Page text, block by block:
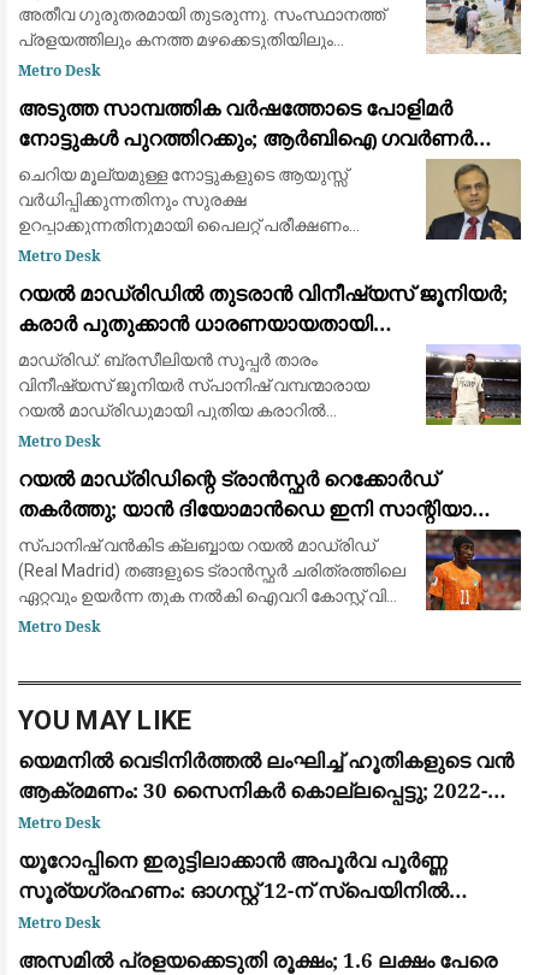
അതീവ ഗുരുതരമായി തുടരുന്നു. സംസ്ഥാനത്ത്
പ്രളയത്തിലും കനത്ത മഴക്കെടുതിയിലും
മരിച്ചവരുടെ എണ്ണം 95 ആയി ഉയർന്നു. 14
ആളുകളെയാണ് വെള്
Metro Desk
അടുത്ത സാമ്പത്തിക വർഷത്തോടെ പോളിമർ
നോട്ടുകൾ പുറത്തിറക്കും; ആർബിഐ ഗവർണർ
സഞ്ജയ് മൽഹോത്ര
ചെറിയ മൂല്യമുള്ള നോട്ടുകളുടെ ആയുസ്സ്
വർധിപ്പിക്കുന്നതിനും സുരക്ഷ
ഉറപ്പാക്കുന്നതിനുമായി പൈലറ്റ് പരീക്ഷണം
പുരോഗമിക്കുന്നു.
Metro Desk
റയൽ മാഡ്രിഡിൽ തുടരാൻ വിനീഷ്യസ് ജൂനിയർ;
കരാർ പുതുക്കാൻ ധാരണയായതായി
ഫാബ്രിസിയോ റൊമാനോയും ദ അത്‌ലറ്റിക്കും
മാഡ്രിഡ്: ബ്രസീലിയൻ സൂപ്പർ താരം
വിനീഷ്യസ് ജൂനിയർ സ്പാനിഷ് വമ്പന്മാരായ
റയൽ മാഡ്രിഡുമായി പുതിയ കരാറിൽ
ഒപ്പുവെക്കാൻ ഒരുങ്ങുന്നു. പ്രമുഖ ട്രാൻസ്ഫർ
റൊമാനോയും 'ദ അത്‌ലറ്റികു'മാണ
Metro Desk
റയൽ മാഡ്രിഡിന്റെ ട്രാൻസ്ഫർ റെക്കോർഡ്
തകർത്തു; യാൻ ദിയോമാൻഡെ ഇനി സാന്റിയാഗോ
ബെർണബ്യൂവിൽ
സ്പാനിഷ് വൻകിട ക്ലബ്ബായ റയൽ മാഡ്രിഡ്
(Real Madrid) തങ്ങളുടെ ട്രാൻസ്ഫർ ചരിത്രത്തിലെ
ഏറ്റവും ഉയർന്ന തുക നൽകി ഐവറി കോസ്റ്റ് വിങ്
ഫോർവേഡ് യാൻ ദിയോമാൻഡെയെ (Yan
Metro Desk
YOU MAY LIKE
യെമനിൽ വെടിനിർത്തൽ ലംഘിച്ച് ഹൂതികളുടെ വൻ
ആക്രമണം: 30 സൈനികർ കൊല്ലപ്പെട്ടു; 2022-ന്
ശേഷമുള്ള ഏറ്റവും വലിയ ഏറ്റുമുട്ടൽ
Metro Desk
യൂറോപ്പിനെ ഇരുട്ടിലാക്കാൻ അപൂർവ പൂർണ്ണ
സൂര്യഗ്രഹണം: ഓഗസ്റ്റ് 12-ന് സ്പെയിനിൽ
പ്രകൃതിയുടെ വിസ്മയക്കാഴ്ച
Metro Desk
അസമിൽ പ്രളയക്കെടുതി രൂക്ഷം; 1.6 ലക്ഷം പേരെ